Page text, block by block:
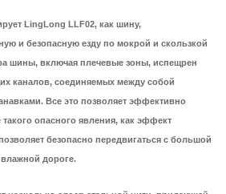
LingLong LLF02, как шину,
и безопасную езду по мокрой и скользкой
шины, включая плечевые зоны, испещрен
каналов, соединяемых между собой
Все это позволяет эффективно
опасного явления, как эффект
безопасно передвигаться с большой
дороге.